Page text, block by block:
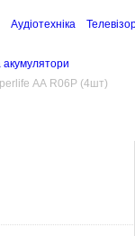
Аудіотехніка
акумулятори
AA R06P (4шт)